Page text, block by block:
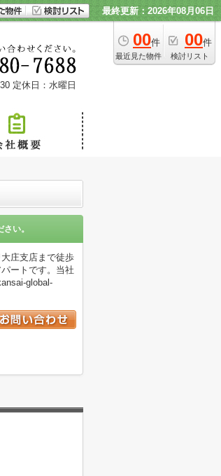
最終更新：2026年08月06日
00件
最近見た物件
00件
検討リスト
定休日：水曜日
い。
庄支店まで徒歩
ートです。当社
global-